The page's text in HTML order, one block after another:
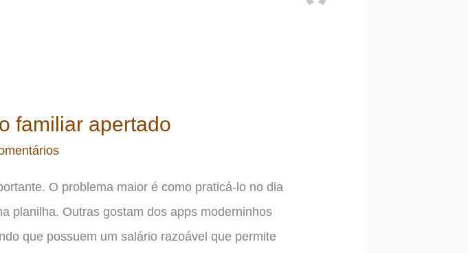
familiar apertado
O problema maior é como praticá-lo no dia
planilha. Outras gostam dos apps moderninhos
que possuem um salário razoável que permite